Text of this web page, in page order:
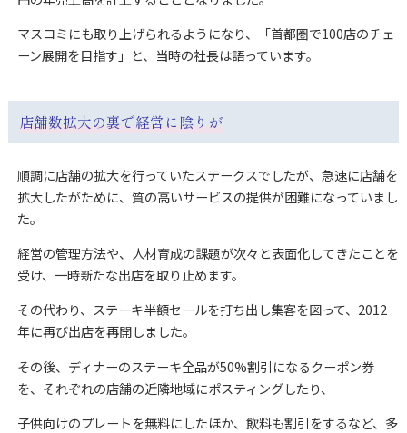
マスコミにも取り上げられるようになり、「首都圏で100店のチェ
ーン展開を目指す」と、当時の社長は語っています。
店舗数拡大の裏で経営に陰りが
順調に店舗の拡大を行っていたステークスでしたが、急速に店舗を
拡大したがために、質の高いサービスの提供が困難になっていまし
た。
経営の管理方法や、人材育成の課題が次々と表面化してきたことを
受け、一時新たな出店を取り止めます。
その代わり、ステーキ半額セールを打ち出し集客を図って、2012
年に再び出店を再開しました。
その後、ディナーのステーキ全品が50%割引になるクーポン券
を、それぞれの店舗の近隣地域にポスティングしたり、
子供向けのプレートを無料にしたほか、飲料も割引をするなど、多